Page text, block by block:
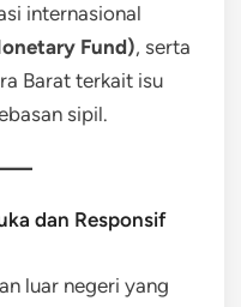
internasional
Fund), serta
Barat terkait isu
sipil.
dan Responsif
luar negeri yang